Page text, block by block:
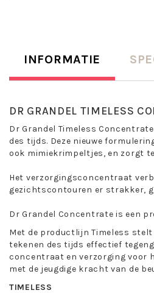
INFORMATIE
DR GRANDEL TIMELESS
Dr Grandel Timeless
des tijds. Deze nieuwe
ook mimiekrimpeltjes, en zorgt
Het verzorgingsconcentraat
gezichtscontouren er strakker,
Dr Grandel Concentrate is een
Met de productlijn Timeless
tekenen des tijds effectief
concentraat en verzorging voor
met de jeugdige kracht van de
TIMELESS